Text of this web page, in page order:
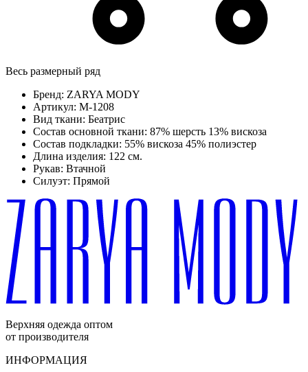
Весь размерный ряд
Бренд: ZARYA MODY
Артикул: М-1208
Вид ткани: Беатрис
Состав основной ткани: 87% шерсть 13% вискоза
Состав подкладки: 55% вискоза 45% полиэстер
Длина изделия: 122 см.
Рукав: Втачной
Силуэт: Прямой
Верхняя одежда оптом
от производителя
ИНФОРМАЦИЯ